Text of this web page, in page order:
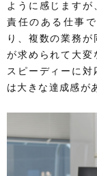
ように感じます
責任のある仕事
り、複数の業務
が求められて大変
スピーディーに
は大きな達成感が